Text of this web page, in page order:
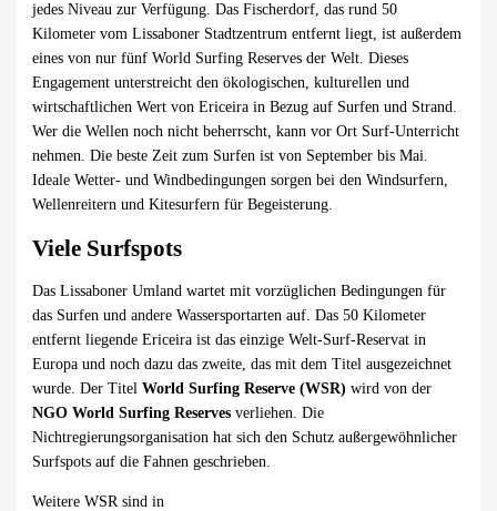
jedes Niveau zur Verfügung. Das Fischerdorf, das rund 50
Kilometer vom Lissaboner Stadtzentrum entfernt liegt, ist außerdem
eines von nur fünf World Surfing Reserves der Welt. Dieses
Engagement unterstreicht den ökologischen, kulturellen und
wirtschaftlichen Wert von Ericeira in Bezug auf Surfen und Strand.
Wer die Wellen noch nicht beherrscht, kann vor Ort Surf-Unterricht
nehmen. Die beste Zeit zum Surfen ist von September bis Mai.
Ideale Wetter- und Windbedingungen sorgen bei den Windsurfern,
Wellenreitern und Kitesurfern für Begeisterung.
Viele Surfspots
Das Lissaboner Umland wartet mit vorzüglichen Bedingungen für
das Surfen und andere Wassersportarten auf. Das 50 Kilometer
entfernt liegende Ericeira ist das einzige Welt-Surf-Reservat in
Europa und noch dazu das zweite, das mit dem Titel ausgezeichnet
wurde. Der TitelWorld Surfing Reserve (WSR) wird von der
NGO World Surfing Reserves verliehen. Die
Nichtregierungsorganisation hat sich den Schutz außergewöhnlicher
Surfspots auf die Fahnen geschrieben.
Weitere WSR sind in